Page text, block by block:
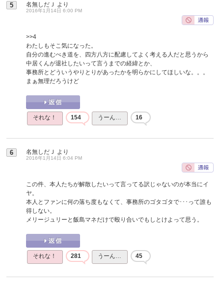
5 名無しだＪ より
2016年1月14日 6:00 PM
>>4
わたしもそこ気になった。
自分の進むべき道を、四方八方に配慮してよく考える人だと思うから
中居くんが退社したいって言うまでの経緯とか、
事務所とどういうやりとりがあったかを明らかにしてほしいな。。。
まぁ無理だろうけど
それな！ 154 うーん… 16
6 名無しだＪ より
2016年1月14日 6:04 PM
この件、本人たちが解散したいって言ってる訳じゃないのが本当にイ
ヤ。
本人とファンに何の落ち度もなくて、事務所のゴタゴタで･･･って誰も
得しない。
メリージュリーと飯島マネだけで殴り合いでもしとけよって思う。
それな！ 281 うーん… 45